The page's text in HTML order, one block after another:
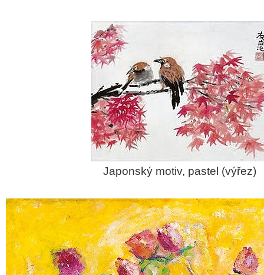
Japonský motiv, pastel (výřez)